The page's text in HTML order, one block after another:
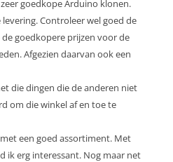
goedkope Arduino klonen.
Controleer wel goed de
goedkopere prijzen voor de
Afgezien daarvan ook een
die dingen die de anderen niet
om die winkel af en toe te
een goed assortiment. Met
ik erg interessant. Nog maar net